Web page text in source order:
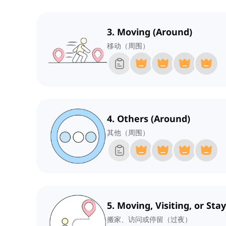
3. Moving (Around)
移动（周围）
4. Others (Around)
其他（周围）
5. Moving, Visiting, or
搬家、访问或停留（过夜）